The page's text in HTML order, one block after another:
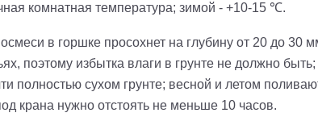
комнатная температура; зимой - +10-15 ℃.
в горшке просохнет на глубину от 20 до 30
поэтому избытка влаги в грунте не должно
полностью сухом грунте; весной и летом
крана нужно отстоять не меньше 10 часов.